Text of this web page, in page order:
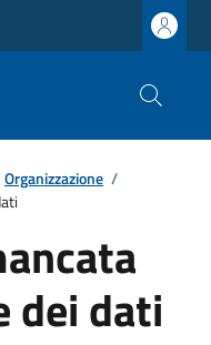
Organizzazione /
dei dati